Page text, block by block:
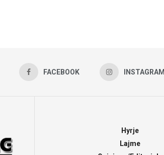
FACEBOOK INSTAGRAM
Hyrje
Lajme